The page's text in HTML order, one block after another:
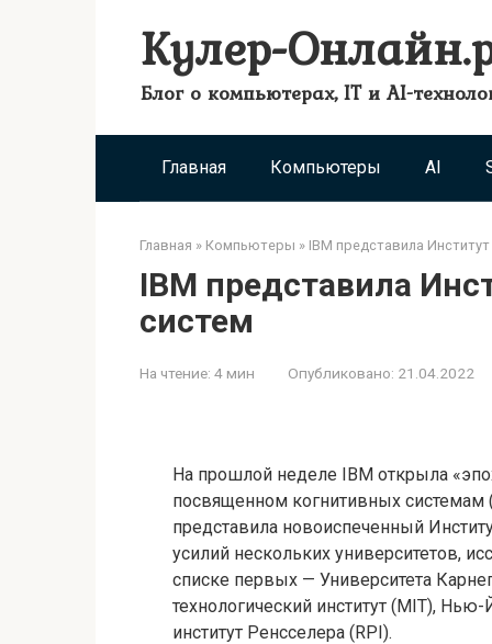
Кулер-
Блог о компьютерах, IT и AI-
Главная Компьютеры AI
Главная » Компьютеры » IBM представила
IBM представила
систем
На чтение: 4 мин Опубликовано: 21.04.2022
На прошлой неделе IBM открыла
посвященном когнитивных системам
представила новоиспеченный
усилий нескольких университетов,
списке первых — Университета
технологический институт (MIT),
институт Ренсселера (RPI).